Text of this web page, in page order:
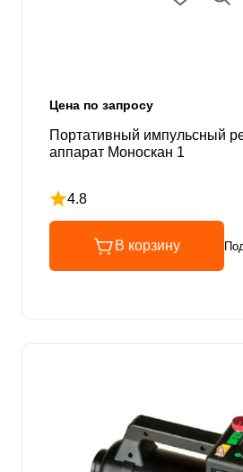
Цена по запросу
Портативный импульсный
аппарат Моноскан 1
4.8
Рейтинг 4.8 из 5
В корзину